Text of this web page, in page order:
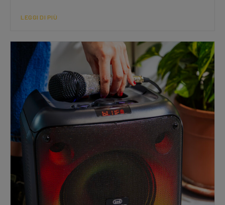
LEGGI DI PIÙ